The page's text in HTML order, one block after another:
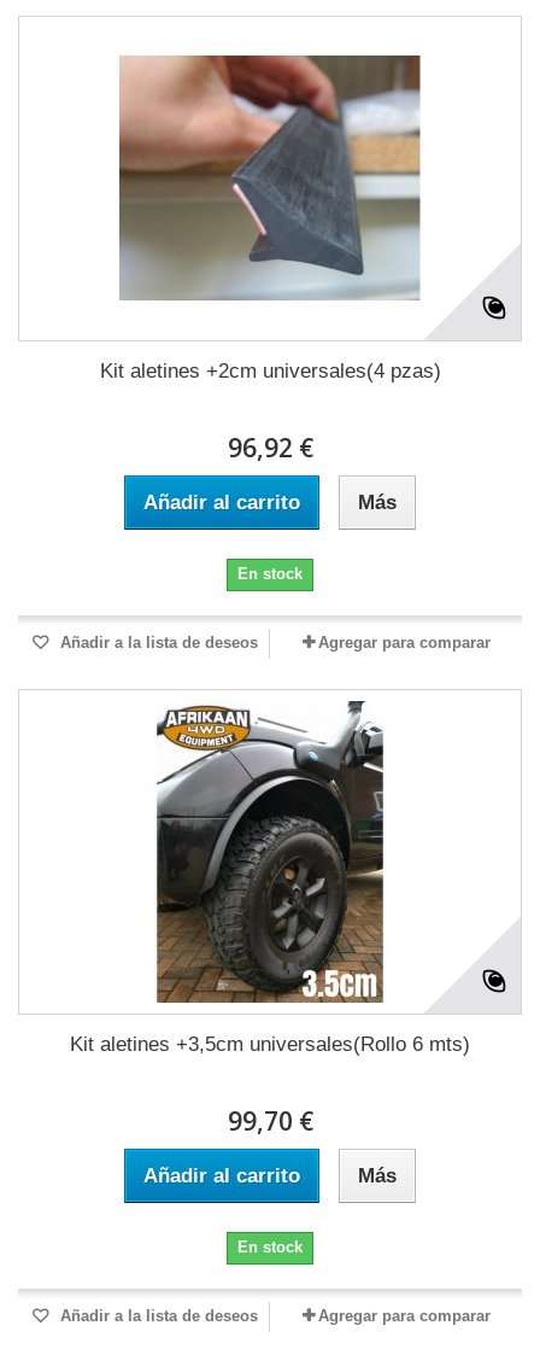
Kit aletines +2cm universales(4 pzas)
96,92 €
Añadir al carrito Más
En stock
Añadir a la lista de deseos Agregar para comparar
Kit aletines +3,5cm universales(Rollo 6 mts)
99,70 €
Añadir al carrito Más
En stock
Añadir a la lista de deseos Agregar para comparar